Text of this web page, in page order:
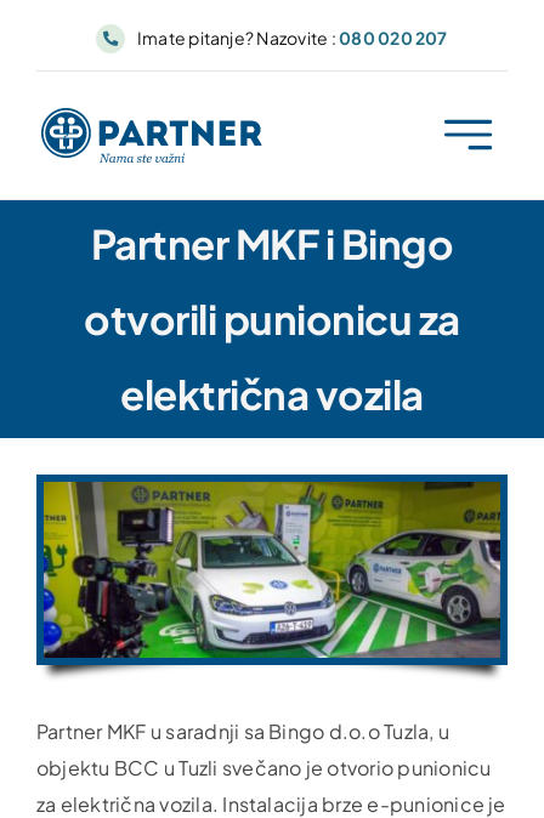
Imate pitanje? Nazovite :080 020 207
Partner MKF i Bingo
otvorili punionicu za
električna vozila
Partner MKF u saradnji sa Bingo d.o.o Tuzla, u
objektu BCC u Tuzli svečano je otvorio punionicu
za električna vozila. Instalacija brze e-punionice je